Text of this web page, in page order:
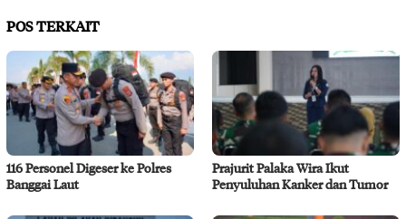
POS TERKAIT
116 Personel Digeser ke Polres
Banggai Laut
Prajurit Palaka Wira Ikut
Penyuluhan Kanker dan Tumor